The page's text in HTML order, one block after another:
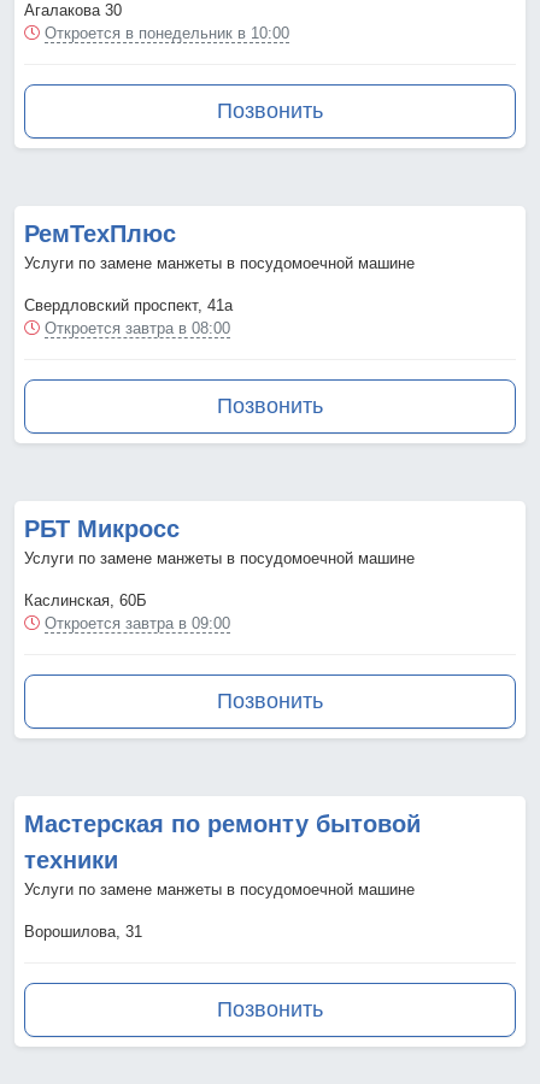
Агалакова 30
Откроется в понедельник в 10:00
Позвонить
РемТехПлюс
Услуги по замене манжеты в посудомоечной машине
Свердловский проспект, 41а
Откроется завтра в 08:00
Позвонить
РБТ Микросс
Услуги по замене манжеты в посудомоечной машине
Каслинская, 60Б
Откроется завтра в 09:00
Позвонить
Мастерская по ремонту бытовой
техники
Услуги по замене манжеты в посудомоечной машине
Ворошилова, 31
Позвонить